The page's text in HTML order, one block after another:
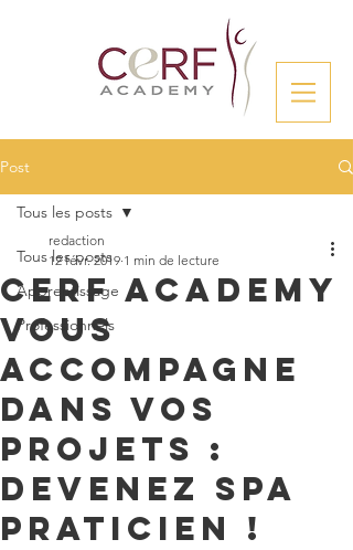
Post
Tous les posts
Apprentissage
Professionnels
Tous les posts
Cerf Academy
vous
accompagne
dans vos
projets :
devenez spa
praticien !
redaction
12 févr. 2019 1 min de lecture